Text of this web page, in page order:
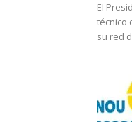
El
técnico
su red